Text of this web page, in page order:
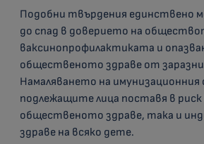
Подобни твърдения единствено
до спад в доверието на
ваксинопрофилактиката и
общественото здраве от заразни
Намаляването на имунизационния
подлежащите лица поставя в
общественото здраве, така и
здраве на всяко дете.